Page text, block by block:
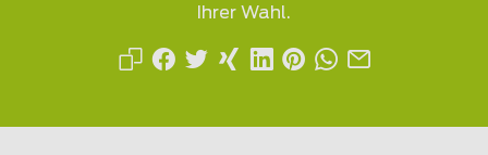
Ihrer Wahl.